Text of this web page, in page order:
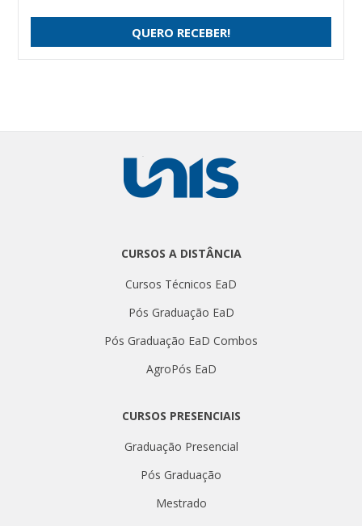
CURSOS A DISTÂNCIA
Cursos Técnicos EaD
Pós Graduação EaD
Pós Graduação EaD Combos
AgroPós EaD
CURSOS PRESENCIAIS
Graduação Presencial
Pós Graduação
Mestrado